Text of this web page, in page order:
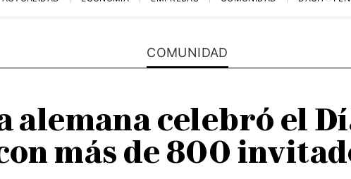
COMUNIDAD
alemana celebró el
más de 800